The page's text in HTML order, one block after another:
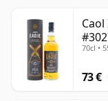
Caol
70cl •
73 €